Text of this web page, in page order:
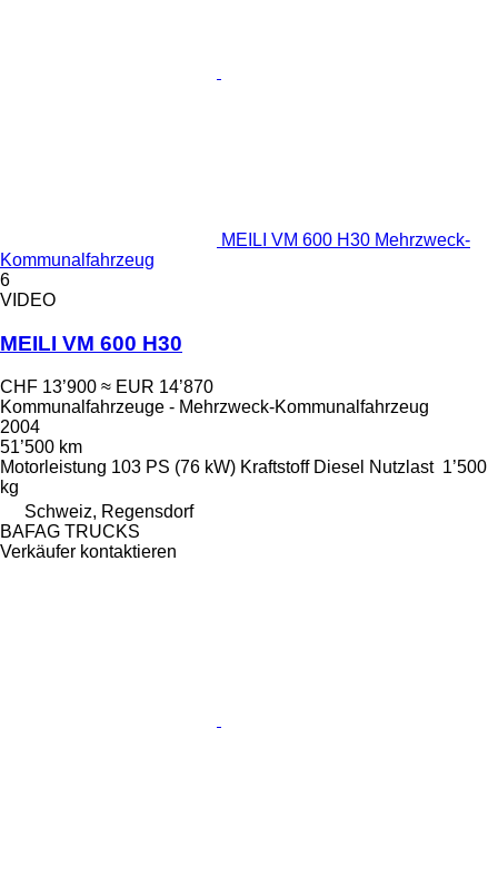
MEILI VM 600 H30 Mehrzweck-
Kommunalfahrzeug
6
VIDEO
MEILI VM 600 H30
CHF 13’900 ≈ EUR 14’870
Kommunalfahrzeuge - Mehrzweck-Kommunalfahrzeug
2004
51’500 km
Motorleistung 103 PS (76 kW) Kraftstoff Diesel Nutzlast 1’500
kg
Schweiz, Regensdorf
BAFAG TRUCKS
Verkäufer kontaktieren